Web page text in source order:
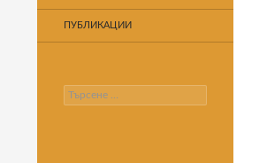
ПУБЛИКАЦИИ
Търсене
за: